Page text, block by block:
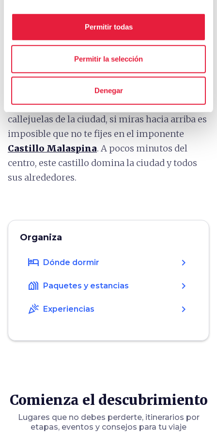
Permitir todas
Permitir la selección
Denegar
iglesia construida en 1629 y cuya estructura
original sigue intacta. Tiene una fachada con
cuatro columnas que sostienen una arcada.
Y por último, caminando por las calles y
callejuelas de la ciudad, si miras hacia arriba es
imposible que no te fijes en el imponente
Castillo Malaspina. A pocos minutos del
centro, este castillo domina la ciudad y todos
sus alrededores.
Organiza
hotel Dónde dormir chevron_right
holiday_village Paquetes y estancias chevron_right
celebration Experiencias chevron_right
Comienza el descubrimiento
Lugares que no debes perderte, itinerarios por
etapas, eventos y consejos para tu viaje